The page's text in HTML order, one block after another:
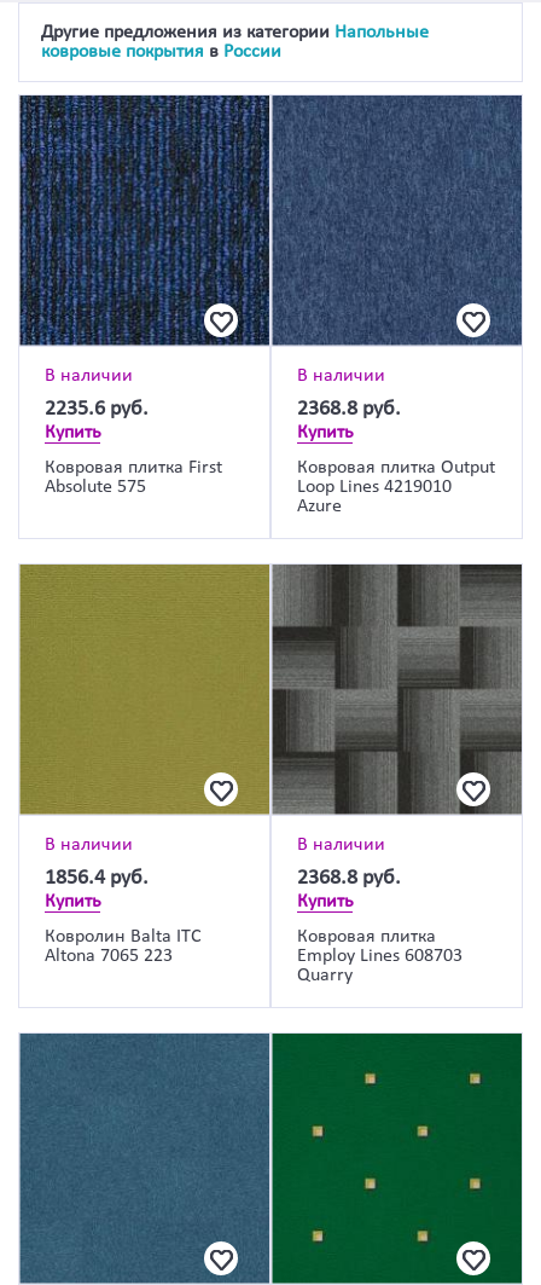
Другие предложения из категории Напольные
ковровые покрытия в России
В наличии
2235.6 руб.
Купить
Ковровая плитка First
Absolute 575
В наличии
2368.8 руб.
Купить
Ковровая плитка Output
Loop Lines 4219010
Azure
В наличии
1856.4 руб.
Купить
Ковролин Balta ITC
Altona 7065 223
В наличии
2368.8 руб.
Купить
Ковровая плитка
Employ Lines 608703
Quarry